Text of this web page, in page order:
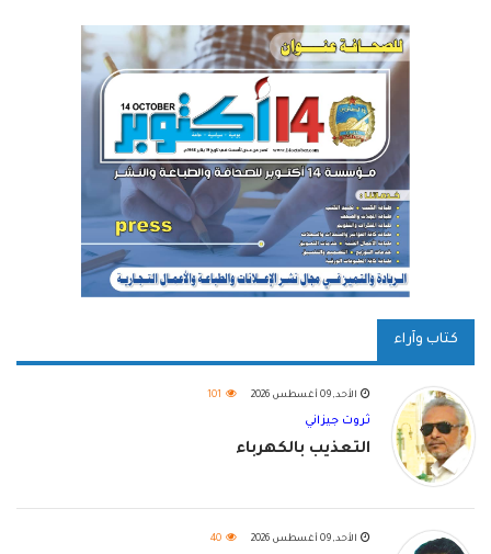
كتاب وآراء
الأحد, 09 أغسطس 2026 101
ثروت جيزاني
التعذيب بالكهرباء
الأحد, 09 أغسطس 2026 40